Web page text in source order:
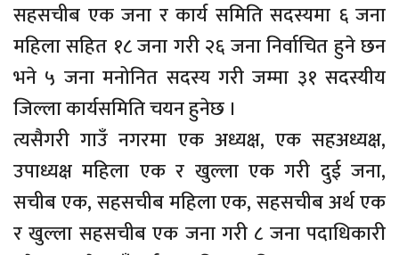
सहसचीब एक जना र कार्य समिति सदस्यमा ६ जना
महिला सहित १८ जना गरी २६ जना निर्वाचित हुने छन
भने ५ जना मनोनित सदस्य गरी जम्मा ३१ सदस्यीय
जिल्ला कार्यसमिति चयन हुनेछ ।
त्यसैगरी गाउँ नगरमा एक अध्यक्ष, एक सहअध्यक्ष,
उपाध्यक्ष महिला एक र खुल्ला एक गरी दुई जना,
सचीब एक, सहसचीब महिला एक, सहसचीब अर्थ एक
र खुल्ला सहसचीब एक जना गरी ८ जना पदाधिकारी